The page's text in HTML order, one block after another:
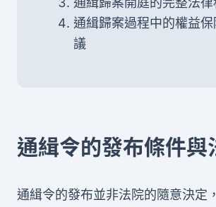
通緝歸案過程中的權益
議
通緝令的發布條件與
通緝令的發布並非法院的隨意決定